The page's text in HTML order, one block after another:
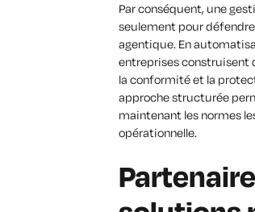
Par conséquent, une
seulement pour
agentique. En
entreprises construisent
la conformité et la
approche structurée
maintenant les normes
opérationnelle.